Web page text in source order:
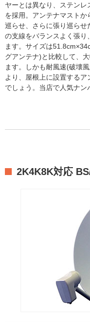
ヤーとは異なり、ステン
を採用。アンテナマストか
巡らせ、さらに張り巡らせ
の支線をバランスよく張り
ます。サイズは
グアンテナ)と比較して、
ます。しかも耐風速(破壊
より、屋根上に設置する
でしょう。当店で人気ナン
2K4K8K対応